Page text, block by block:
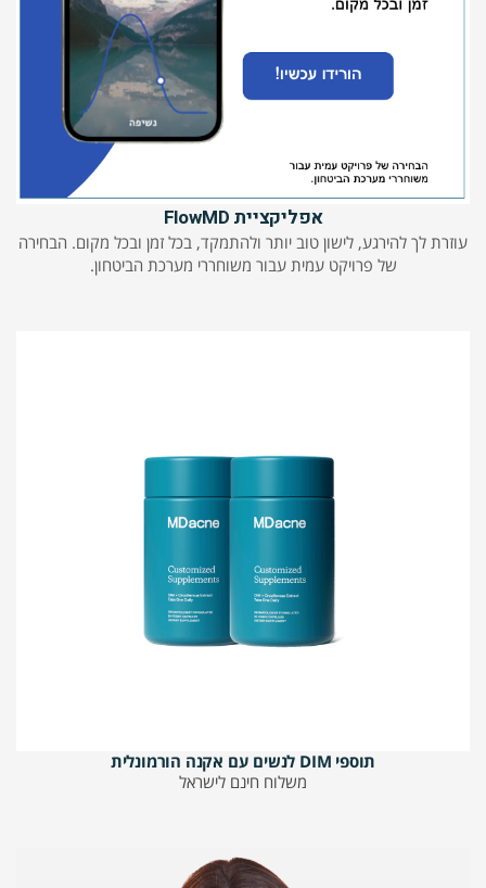
אפליקציית FlowMD
עוזרת לך להירגע, לישון טוב יותר ולהתמקד, בכל זמן ובכל מקום. הבחירה
של פרויקט עמית עבור משוחררי מערכת הביטחון.
תוספי DIM לנשים עם אקנה הורמונלית
משלוח חינם לישראל